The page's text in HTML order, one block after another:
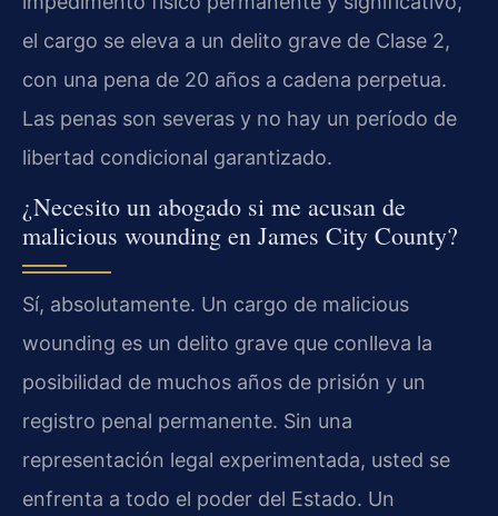
el cargo se eleva a un delito grave de Clase 2,
con una pena de 20 años a cadena perpetua.
Las penas son severas y no hay un período de
libertad condicional garantizado.
¿Necesito un abogado si me acusan de
malicious wounding en James City County?
Sí, absolutamente. Un cargo de malicious
wounding es un delito grave que conlleva la
posibilidad de muchos años de prisión y un
registro penal permanente. Sin una
representación legal experimentada, usted se
enfrenta a todo el poder del Estado. Un